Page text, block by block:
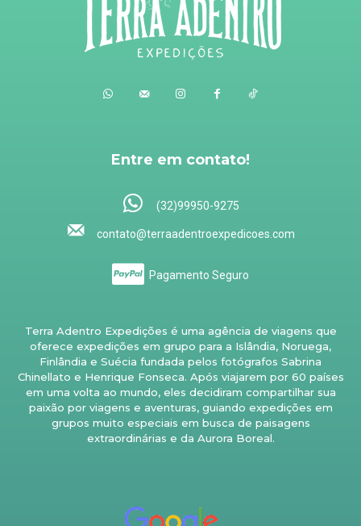
Entre em contato!
(32)99950-9275
contato@terraadentroexpedicoes.com
Pagamento Seguro
Terra Adentro Expedições é uma agência de viagens que
oferece expedições em grupo para a Islândia, Noruega,
Finlândia e Suécia fundada pelos fotógrafos Sabrina
Chinellato e Henrique Fonseca. Após viajarem por 60 países
em uma volta ao mundo, eles decidiram compartilhar sua
paixão por viagens e aventuras, guiando expedições em
grupos muito especiais em busca de paisagens
extraordinárias e da Aurora Boreal.